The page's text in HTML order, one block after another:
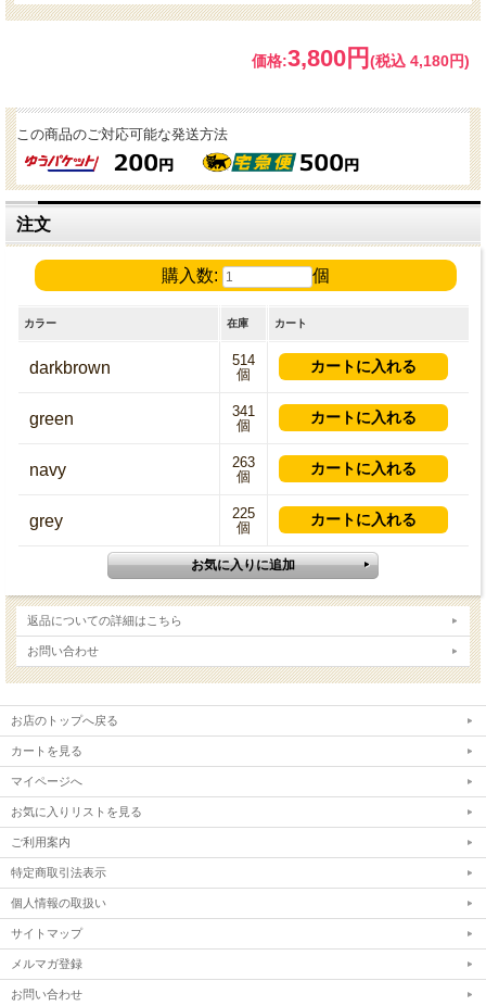
価格:3,800円 (税込 4,180円)
この商品のご対応可能な発送方法
注文
購入数: 個
カラー 在庫 カート
darkbrown
514
個
green
341
個
navy
263
個
grey
225
個
返品についての詳細はこちら
お問い合わせ
お店のトップへ戻る
カートを見る
マイページへ
お気に入りリストを見る
ご利用案内
特定商取引法表示
個人情報の取扱い
サイトマップ
メルマガ登録
お問い合わせ